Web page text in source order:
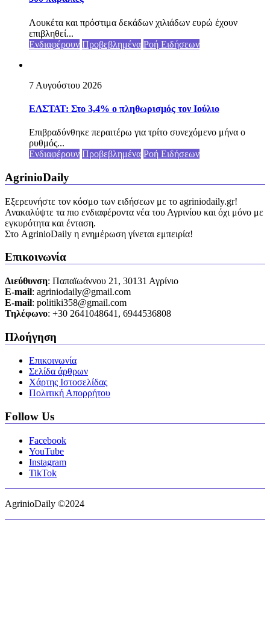
Λουκέτα και πρόστιμα δεκάδων χιλιάδων ευρώ έχουν
επιβληθεί...
Ενδιαφέρουν Προβεβλημένα Ροή Ειδήσεων
7 Αυγούστου 2026
ΕΛΣΤΑΤ: Στο 3,4% ο πληθωρισμός τον Ιούλιο
Επιβραδύνθηκε περαιτέρω για τρίτο συνεχόμενο μήνα ο
ρυθμός...
Ενδιαφέρουν Προβεβλημένα Ροή Ειδήσεων
AgrinioDaily
Εξερευνήστε τον κόσμο των ειδήσεων με το agriniodaily.gr!
Ανακαλύψτε τα πιο ενδιαφέροντα νέα του Αγρινίου και όχι μόνο με
εγκυρότητα και ένταση.
Στο AgrinioDaily η ενημέρωση γίνεται εμπειρία!
Επικοινωνία
Διεύθυνση: Παπαϊωάννου 21, 30131 Αγρίνιο
Ε-mail: agriniodaily@gmail.com
Ε-mail: politiki358@gmail.com
Τηλέφωνο: +30 2641048641, 6944536808
Πλοήγηση
Επικοινωνία
Σελίδα άρθρων
Χάρτης Ιστοσελίδας
Πολιτική Απορρήτου
Follow Us
Facebook
YouTube
Instagram
TikTok
AgrinioDaily ©2024